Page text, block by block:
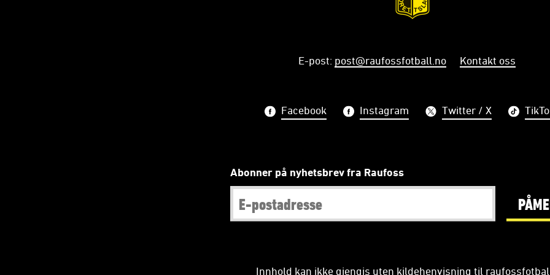
E-post: post@raufossfotball.no Kontakt oss
Facebook Instagram Twitter / X
Abonner på nyhetsbrev fra Raufoss
Innhold kan ikke gjengis uten kildehenvisning til